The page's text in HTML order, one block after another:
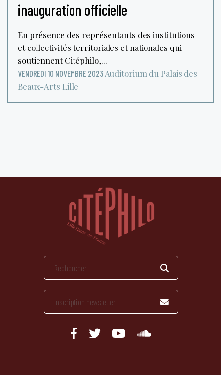
inauguration officielle
En présence des représentants des institutions
et collectivités territoriales et nationales qui
soutiennent Citéphilo,...
VENDREDI 10 NOVEMBRE 2023 Auditorium du Palais des
Beaux-Arts Lille